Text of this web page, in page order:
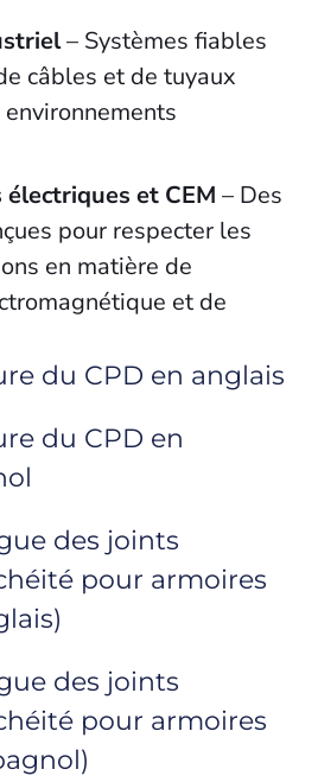
– Systèmes fiables
câbles et de tuyaux
et CEM – Des
pour respecter les
en matière de
et de
du CPD en anglais
du CPD en
des joints
pour armoires
des joints
pour armoires